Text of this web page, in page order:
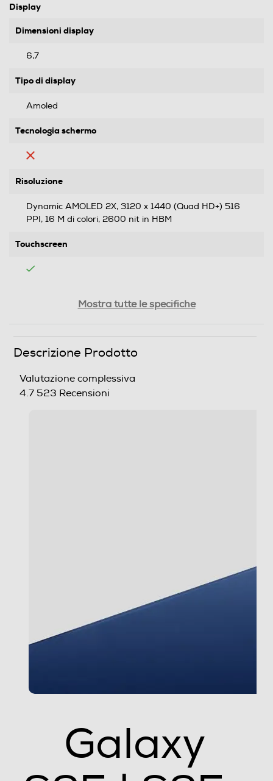
Display
Dimensioni display
6,7
Tipo di display
Amoled
Tecnologia schermo
Risoluzione
Dynamic AMOLED 2X, 3120 x 1440 (Quad HD+) 516
PPI, 16 M di colori, 2600 nit in HBM
Touchscreen
Dual SIM
Formato Slot SIM
Versione sistema operativo
Android 15
Descrizione processore
Mostra tutte le specifiche
Descrizione Prodotto
Valutazione complessiva
4.7523 Recensioni
Galaxy